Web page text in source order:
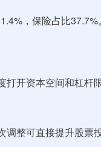
，保险占比37.7%。
打开资本空间和杠杆
整可直接提升股票